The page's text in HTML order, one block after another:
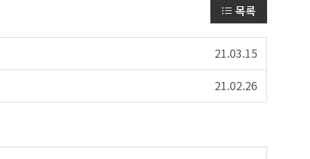
목록
21.03.15
21.02.26